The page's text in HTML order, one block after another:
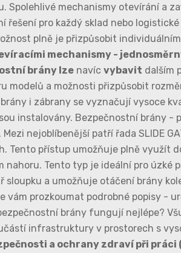
Spolehlivé mechanismy otevírání a
pro každý sklad nebo
plně je přizpůsobit
mechanismy -
brány lze navíc vybavit dalším
modelů a možnosti přizpůsobit
i zábrany se vyznačují vysoce
instalovány. Bezpečnostní brány -
nejoblíbenější patří řada SLIDE
Tento přístup umožňuje plně využít
nahoru. Tento typ je ideální pro úzké
a umožňuje otáčení brány
prozkoumat podrobné popisy -
brány fungují nejlépe?
infrastruktury v prostorech s
a ochrany zdraví při práci